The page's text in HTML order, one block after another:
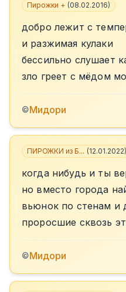
Пирожки + (08.02.2016)
добро лежит с
и разжимая кулаки
бессильно слушает
зло греет с мёдом
©Мидори
ПИРОЖКИ из Б... (12.01.2022)
когда нибудь и ты
но вместо города
вьюнок по стенам и
проросшие сквозь
©Мидори